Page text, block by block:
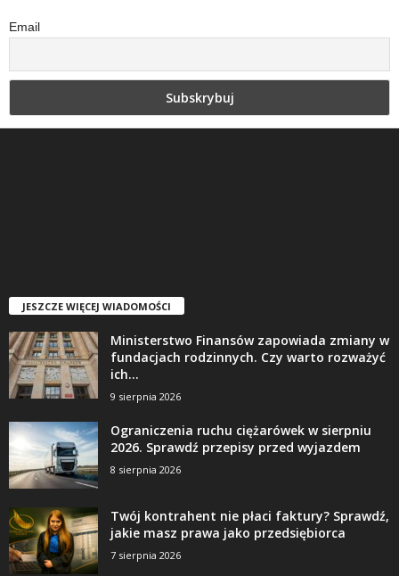
Email
JESZCZE WIĘCEJ WIADOMOŚCI
Ministerstwo Finansów zapowiada zmiany w
fundacjach rodzinnych. Czy warto rozważyć
ich...
9 sierpnia 2026
Ograniczenia ruchu ciężarówek w sierpniu
2026. Sprawdź przepisy przed wyjazdem
8 sierpnia 2026
Twój kontrahent nie płaci faktury? Sprawdź,
jakie masz prawa jako przedsiębiorca
7 sierpnia 2026